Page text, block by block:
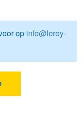
op info@leroy-